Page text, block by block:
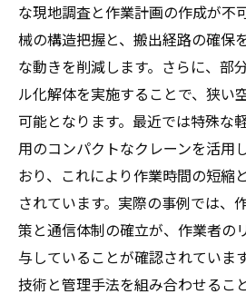
な現地調査と作業計画の作成が不
械の構造把握と、搬出経路の確保
な動きを削減します。さらに、部
ル化解体を実施することで、狭い
可能となります。最近では特殊な
用のコンパクトなクレーンを活用
おり、これにより作業時間の短縮
されています。実際の事例では、
策と通信体制の確立が、作業者の
与していることが確認されていま
技術と管理手法を組み合わせるこ